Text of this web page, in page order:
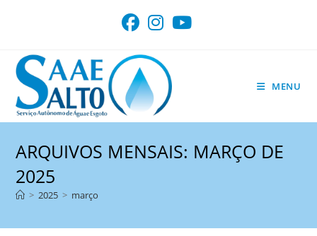
conteúdo
MENU
ARQUIVOS MENSAIS: MARÇO DE
2025
> 2025 > março